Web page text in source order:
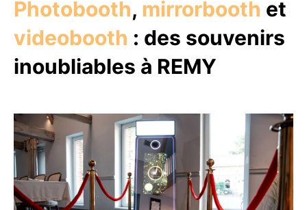
Photobooth, mirrorbooth et
videobooth : des souvenirs
inoubliables à REMY